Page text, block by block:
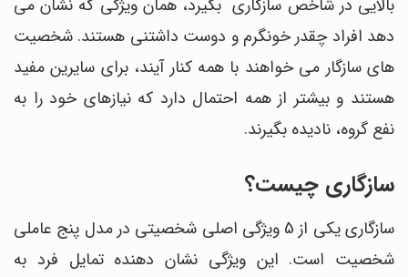
بالایی در شاخص سازگاری بگیرد، همان ویژگی که نشان می
دهد افراد چقدر خونگرم و دوست داشتنی هستند. شخصیت
های سازگار می خواهند با همه کنار آیند، برای سایرین مفید
هستند و بیشتر از همه احتمال دارد که نیازهای خود را به
نفع گروه، نادیده بگیرند.
سازگاری چیست؟
سازگاری یکی از 5 ویژگی اصلی شخصیتی در مدل پنج عاملی
شخصیت است. این ویژگی نشان دهنده تمایل فرد به